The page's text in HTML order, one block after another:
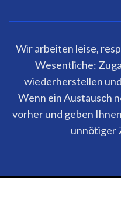
Wir arbeiten leise,
Wesentliche:
wiederherstellen
Wenn ein Austausch
vorher und geben
unnötiger